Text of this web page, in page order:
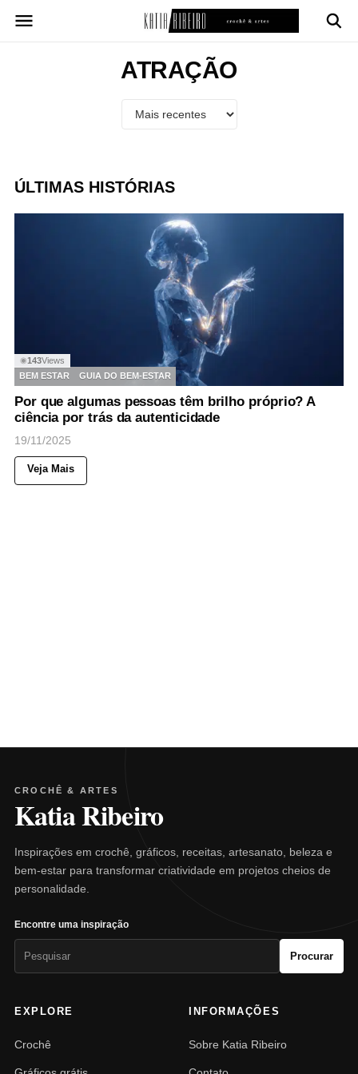
para
ATRAÇÃO
ÚLTIMAS HISTÓRIAS
◉143Views
BEM ESTAR
GUIA DO BEM-ESTAR
Por que algumas pessoas têm brilho próprio? A
ciência por trás da autenticidade
19/11/2025
Veja Mais
CROCHÊ & ARTES
Katia Ribeiro
Inspirações em crochê, gráficos, receitas, artesanato, beleza e
bem-estar para transformar criatividade em projetos cheios de
personalidade.
Encontre uma inspiração
Procurar
EXPLORE
Crochê
INFORMAÇÕES
Sobre Katia Ribeiro